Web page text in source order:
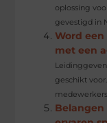
oplossing
gevestigd in
Word
met een
geschikt
Belangen